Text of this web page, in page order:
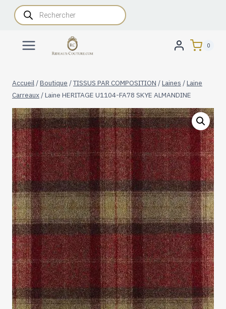
AllerRecherche
de
produits
0
Accueil /Boutique /TISSUS PAR COMPOSITION /Laines /Laine
Carreaux /Laine HERITAGE U1104-FA78 SKYE ALMANDINE